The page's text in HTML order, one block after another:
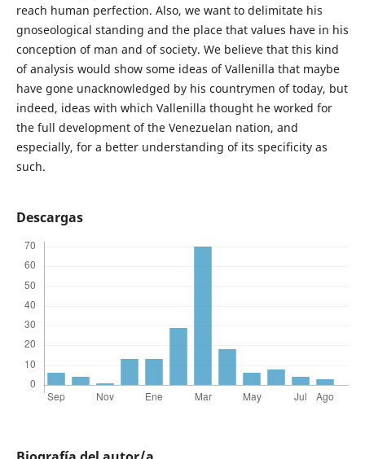
reach human perfection. Also, we want to delimitate his
gnoseological standing and the place that values have in his
conception of man and of society. We believe that this kind
of analysis would show some ideas of Vallenilla that maybe
have gone unacknowledged by his countrymen of today, but
indeed, ideas with which Vallenilla thought he worked for
the full development of the Venezuelan nation, and
especially, for a better understanding of its specificity as
such.
Descargas